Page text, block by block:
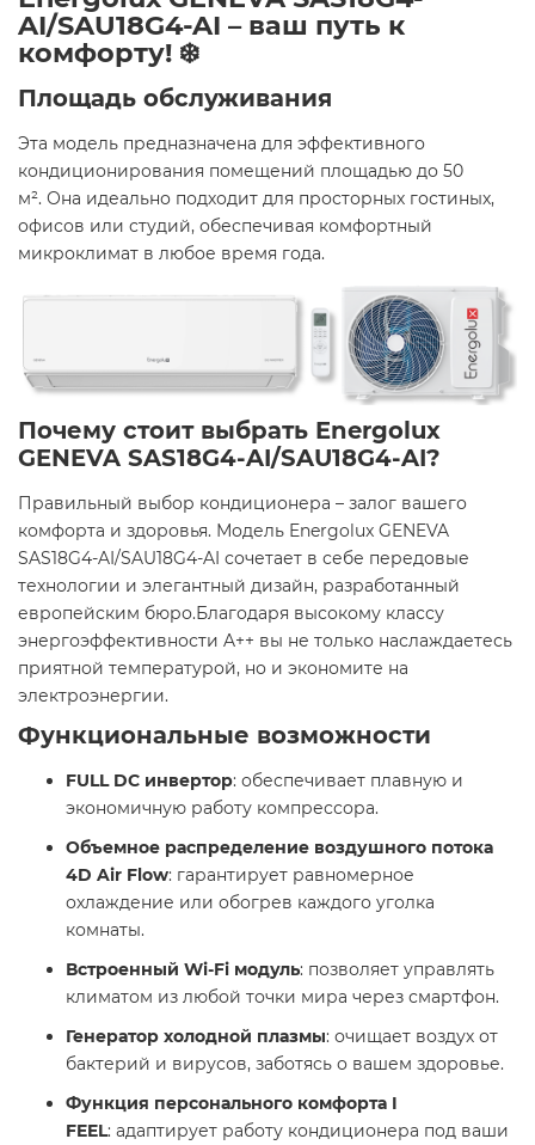
AI/SAU18G4-AI – ваш путь к
комфорту! ❄️
Площадь обслуживания
Эта модель предназначена для эффективного
кондиционирования помещений площадью до 50
м². Она идеально подходит для просторных гостиных,
офисов или студий, обеспечивая комфортный
микроклимат в любое время года.​
Почему стоит выбрать Energolux
GENEVA SAS18G4-AI/SAU18G4-AI?
Правильный выбор кондиционера – залог вашего
комфорта и здоровья. Модель Energolux GENEVA
SAS18G4-AI/SAU18G4-AI сочетает в себе передовые
технологии и элегантный дизайн, разработанный
европейским бюро.Благодаря высокому классу
энергоэффективности A++ вы не только наслаждаетесь
приятной температурой, но и экономите на
электроэнергии.
Функциональные возможности
FULL DC инвертор: обеспечивает плавную и
экономичную работу компрессора.​
Объемное распределение воздушного потока
4D Air Flow: гарантирует равномерное
охлаждение или обогрев каждого уголка
комнаты.​
Встроенный Wi-Fi модуль: позволяет управлять
климатом из любой точки мира через смартфон.​
Генератор холодной плазмы: очищает воздух от
бактерий и вирусов, заботясь о вашем здоровье.​
Функция персонального комфорта I
FEEL: адаптирует работу кондиционера под ваши